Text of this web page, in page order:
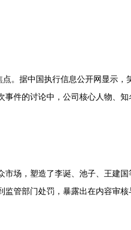
。据中国执行信息公开网显示，
件的讨论中，公司核心人物、知
场，塑造了李诞、池子、王建
管部门处罚，暴露出在内容审